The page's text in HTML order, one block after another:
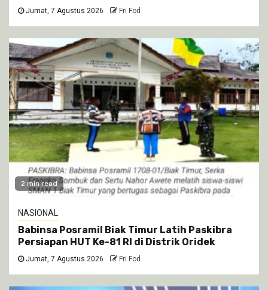
Jumat, 7 Agustus 2026 Fri Fod
2 min read
NASIONAL
Babinsa Posramil Biak Timur Latih Paskibra
Persiapan HUT Ke-81 RI di Distrik Oridek
Jumat, 7 Agustus 2026 Fri Fod